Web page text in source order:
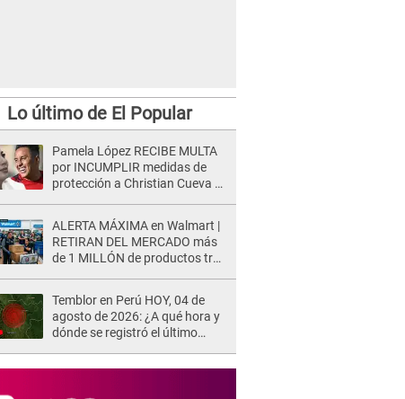
Lo último de El Popular
Pamela López RECIBE MULTA
por INCUMPLIR medidas de
protección a Christian Cueva y
abonar en 3 días"
ALERTA MÁXIMA en Walmart |
RETIRAN DEL MERCADO más
de 1 MILLÓN de productos tras
Temblor en Perú HOY, 04 de
agosto de 2026: ¿A qué hora y
dónde se registró el último